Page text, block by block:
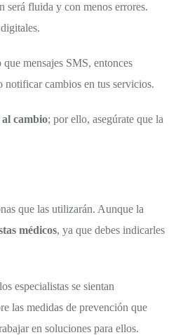
será fluida y con menos errores.
mensajes SMS, entonces
notificar cambios en tus servicios.
cambio; por ello, asegúrate que la
que las utilizarán. Aunque la
médicos, ya que debes indicarles
especialistas se sientan
las medidas de prevención que
en soluciones para ellos.